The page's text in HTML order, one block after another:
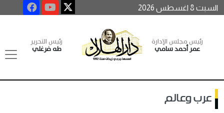
السبت 8 اغسطس 2026
رئيس مجلس الإدارة
عمر أحمد سامي
رئيس التحرير
طه فرغلي
عرب وعالم